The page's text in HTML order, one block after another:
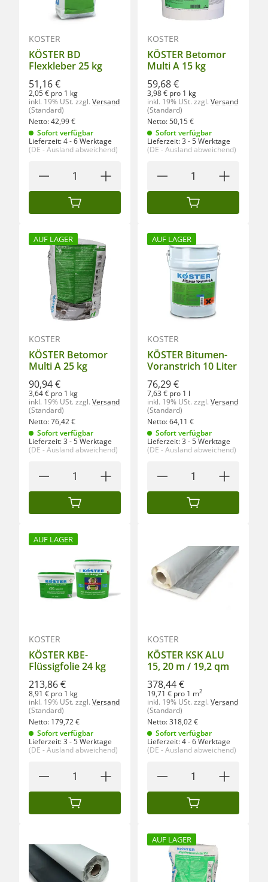
KÖSTER
KÖSTER BD
Flexkleber 25 kg
51,16 €
2,05 € pro 1 kg
inkl. 19% USt. zzgl. Versand
(Standard)
Netto:42,99€
Sofort verfügbar
Lieferzeit:4 - 6 Werktage
(DE - Ausland abweichend)
IN DEN WARENKORB
KÖSTER
KÖSTER Betomor
Multi A 15 kg
59,68 €
3,98 € pro 1 kg
inkl. 19% USt. zzgl. Versand
(Standard)
Netto:50,15€
Sofort verfügbar
Lieferzeit:3 - 5 Werktage
(DE - Ausland abweichend)
IN DEN WARENKORB
AUF LAGER
KÖSTER
KÖSTER Betomor
Multi A 25 kg
90,94 €
3,64 € pro 1 kg
inkl. 19% USt. zzgl. Versand
(Standard)
Netto:76,42€
Sofort verfügbar
Lieferzeit:3 - 5 Werktage
(DE - Ausland abweichend)
IN DEN WARENKORB
AUF LAGER
KÖSTER
KÖSTER Bitumen-
Voranstrich 10 Liter
76,29 €
7,63 € pro 1 l
inkl. 19% USt. zzgl. Versand
(Standard)
Netto:64,11 €
Sofort verfügbar
Lieferzeit:3 - 5 Werktage
(DE - Ausland abweichend)
IN DEN WARENKORB
AUF LAGER
KÖSTER
KÖSTER KBE-
Flüssigfolie 24 kg
213,86 €
8,91 € pro 1 kg
inkl. 19% USt. zzgl. Versand
(Standard)
Netto: 179,72€
Sofort verfügbar
Lieferzeit:3 - 5 Werktage
(DE - Ausland abweichend)
IN DEN WARENKORB
KÖSTER
KÖSTER KSK ALU
15, 20 m / 19,2 qm
378,44 €
19,71 € pro 1 m2
inkl. 19% USt. zzgl. Versand
(Standard)
Netto:318,02€
Sofort verfügbar
Lieferzeit:4 - 6 Werktage
(DE - Ausland abweichend)
IN DEN WARENKORB
AUF LAGER